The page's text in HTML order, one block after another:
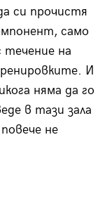
си прочистя
само
течение на
И
няма да го
в тази зала
не